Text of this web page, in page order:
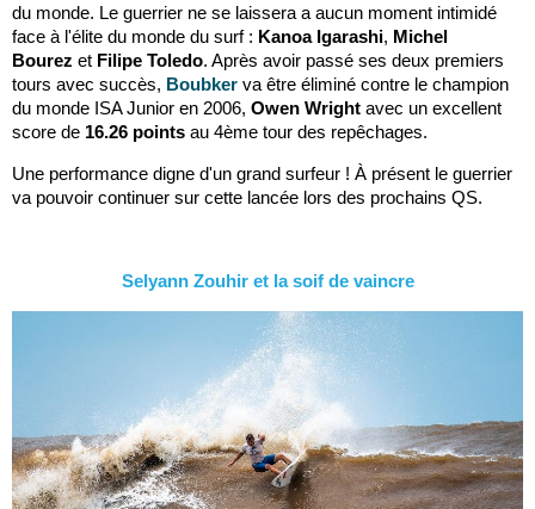
du monde. Le guerrier ne se laissera a aucun moment intimidé
face à l'élite du monde du surf : Kanoa Igarashi, Michel
Bourez et Filipe Toledo. Après avoir passé ses deux premiers
tours avec succès, Boubker va être éliminé contre le champion
du monde ISA Junior en 2006, Owen Wright avec un excellent
score de 16.26 points au 4ème tour des repêchages.
Une performance digne d'un grand surfeur ! À présent le guerrier
va pouvoir continuer sur cette lancée lors des prochains QS.
Selyann Zouhir et la soif de vaincre